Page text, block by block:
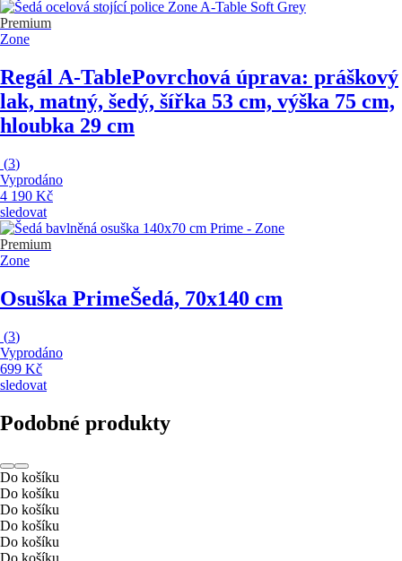
Premium
Zone
Regál A-TablePovrchová úprava: práškový
lak, matný, šedý, šířka 53 cm, výška 75 cm,
hloubka 29 cm
(3)
Vyprodáno
4 190 Kč
sledovat
Premium
Zone
Osuška PrimeŠedá, 70x140 cm
(3)
Vyprodáno
699 Kč
sledovat
Podobné produkty
Do košíku
Do košíku
Do košíku
Do košíku
Do košíku
Do košíku